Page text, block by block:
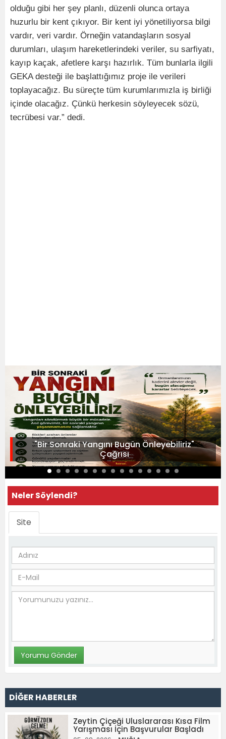
olduğu gibi her şey planlı, düzenli olunca ortaya
huzurlu bir kent çıkıyor. Bir kent iyi yönetiliyorsa bilgi
vardır, veri vardır. Örneğin vatandaşların sosyal
durumları, ulaşım hareketlerindeki veriler, su sarfiyatı,
kayıp kaçak, afetlere karşı hazırlık. Tüm bunlarla ilgili
GEKA desteği ile başlattığımız proje ile verileri
toplayacağız. Bu süreçte tüm kurumlarımızla iş birliği
içinde olacağız. Çünkü herkesin söyleyecek sözü,
tecrübesi var.” dedi.
"Bir Sonraki Yangını Bugün Önleyebiliriz"
Çağrısı
Neler Söylendi?
Site
DİĞER HABERLER
Zeytin Çiçeği Uluslararası Kısa Film
Yarışması İçin Başvurular Başladı